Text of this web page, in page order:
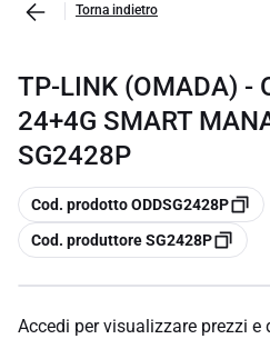
Torna indietro
TP-LINK (OMADA) -
24+4G SMART
SG2428P
copia
Cod. prodotto ODDSG2428P
copia
Cod. produttore SG2428P
Accedi per visualizzare prezzi e